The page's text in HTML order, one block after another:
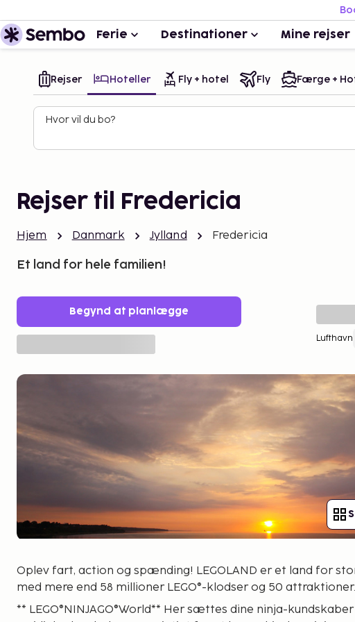
Ferie Destinationer Mine rejser
Rejser Hoteller Fly + hotel Fly Færge +
Hvor vil du bo?
Rejser til Fredericia
Hjem Danmark Jylland Fredericia
Et land for hele familien!
Begynd at planlægge
Lufthavn
Oplev fart, action og spænding! LEGOLAND er et land for
med mere end 58 millioner LEGO®-klodser og 50 attraktioner.
** LEGO®NINJAGO®World** Her sættes dine ninja-kundskaber på